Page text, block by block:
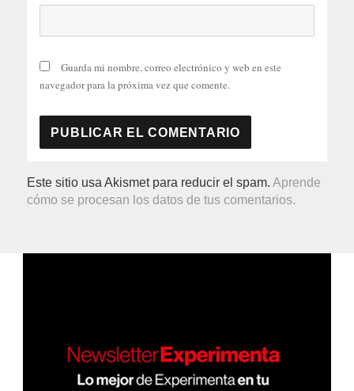
Guarda mi nombre, correo electrónico y web en este
navegador para la próxima vez que comente.
Este sitio usa Akismet para reducir el spam.Aprende
cómo se procesan los datos de tus comentarios.